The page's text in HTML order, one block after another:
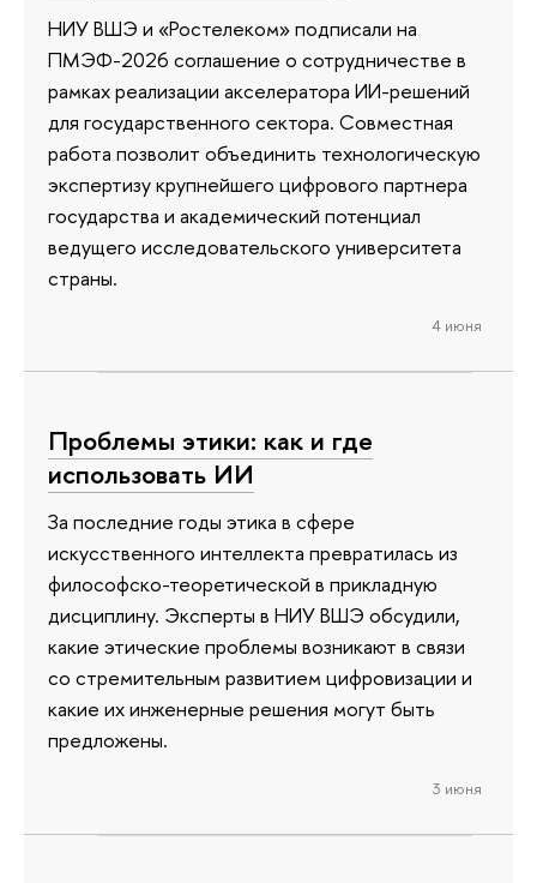
НИУ ВШЭ и «Ростелеком» подписали на
ПМЭФ-2026 соглашение о сотрудничестве в
рамках реализации акселератора ИИ-решений
для государственного сектора. Совместная
работа позволит объединить технологическую
экспертизу крупнейшего цифрового партнера
государства и академический потенциал
ведущего исследовательского университета
страны.
4 июня
Проблемы этики: как и где
использовать ИИ
За последние годы этика в сфере
искусственного интеллекта превратилась из
философско-теоретической в прикладную
дисциплину. Эксперты в НИУ ВШЭ обсудили,
какие этические проблемы возникают в связи
со стремительным развитием цифровизации и
какие их инженерные решения могут быть
предложены.
3 июня